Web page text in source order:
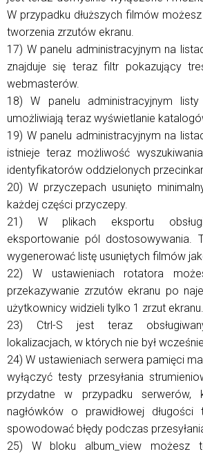
W przypadku dłuższych filmów
tworzenia zrzutów ekranu.
17) W panelu administracyjnym na
znajduje się teraz filtr pokazujący
webmasterów.
18) W panelu administracyjnym
umożliwiają teraz wyświetlanie
19) W panelu administracyjnym na
istnieje teraz możliwość
identyfikatorów oddzielonych
20) W przyczepach usunięto
każdej części przyczepy.
21) W plikach eksportu
eksportowanie pól dostosowywania.
wygenerować listę usuniętych filmów
22) W ustawieniach rotatora
przekazywanie zrzutów ekranu po
użytkownicy widzieli tylko 1 zrzut ekranu.
23) Ctrl-S jest teraz
lokalizacjach, w których nie był
24) W ustawieniach serwera pamięci
wyłączyć testy przesyłania
przydatne w przypadku serwerów,
nagłówków o prawidłowej
spowodować błędy podczas
25) W bloku album_view możesz